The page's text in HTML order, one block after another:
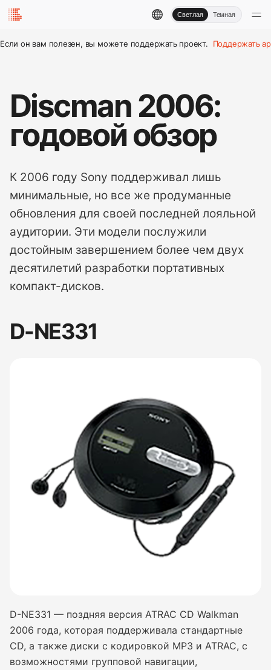
Светлая Темная
Если он вам полезен, вы можете поддержать проект. Поддержать
Discman 2006:
годовой обзор
К 2006 году Sony поддерживал лишь
минимальные, но все же продуманные
обновления для своей последней лояльной
аудитории. Эти модели послужили
достойным завершением более чем двух
десятилетий разработки портативных
компакт-дисков.
D-NE331
D-NE331 — поздняя версия ATRAC CD Walkman
2006 года, которая поддерживала стандартные
CD, а также диски с кодировкой MP3 и ATRAC, с
возможностями групповой навигации,